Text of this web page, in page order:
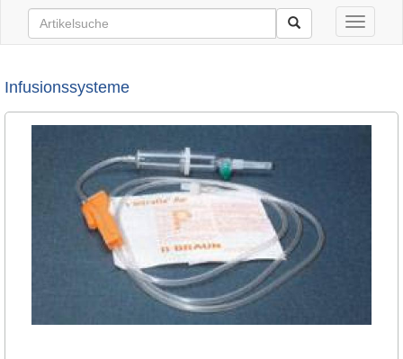
Toggle
Infusionssysteme